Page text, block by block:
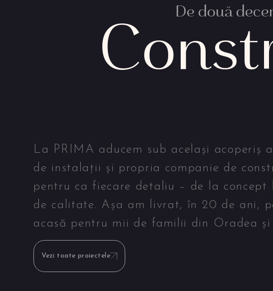
De două
La PRIMA aducem sub același
de instalații și propria companie de
pentru ca fiecare detaliu – de la
de calitate. Așa am livrat, în 20 de ani,
acasă pentru mii de familii din Oradea și
Vezi toate proiectele